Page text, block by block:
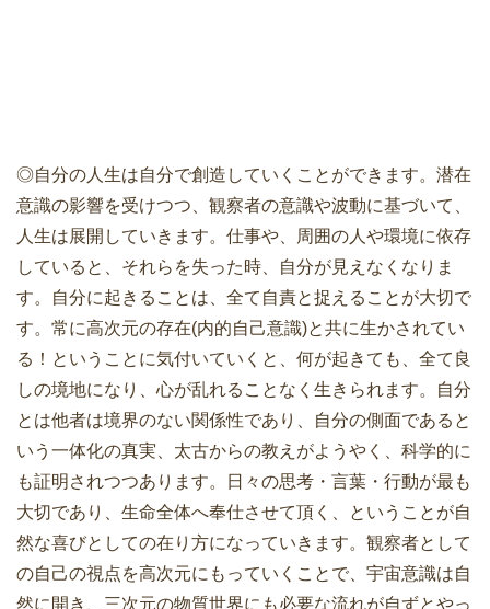
◎自分の人生は自分で創造していくことができます。潜在
意識の影響を受けつつ、観察者の意識や波動に基づいて、
人生は展開していきます。仕事や、周囲の人や環境に依存
していると、それらを失った時、自分が見えなくなりま
す。自分に起きることは、全て自責と捉えることが大切で
す。常に高次元の存在(内的自己意識)と共に生かされてい
る！ということに気付いていくと、何が起きても、全て良
しの境地になり、心が乱れることなく生きられます。自分
とは他者は境界のない関係性であり、自分の側面であると
いう一体化の真実、太古からの教えがようやく、科学的に
も証明されつつあります。日々の思考・言葉・行動が最も
大切であり、生命全体へ奉仕させて頂く、ということが自
然な喜びとしての在り方になっていきます。観察者として
の自己の視点を高次元にもっていくことで、宇宙意識は自
然に開き、三次元の物質世界にも必要な流れが自ずとやっ